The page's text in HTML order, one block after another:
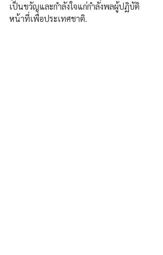
เป็นขวัญและกำลังใจแก่กำลังพลผู้ปฏิบัติ
หน้าที่เพื่อประเทศชาติ.